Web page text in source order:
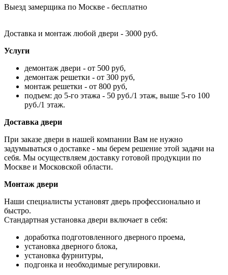
Выезд замерщика по Москве - бесплатно
Доставка и монтаж любой двери - 3000 руб.
Услуги
демонтаж двери - от 500 руб,
демонтаж решетки - от 300 руб,
монтаж решетки - от 800 руб,
подъем: до 5-го этажа - 50 руб./1 этаж, выше 5-го 100
руб./1 этаж.
Доставка двери
При заказе двери в нашей компании Вам не нужно
задумываться о доставке - мы берем решение этой задачи на
себя. Мы осуществляем доставку готовой продукции по
Москве и Московской области.
Монтаж двери
Наши специалисты установят дверь профессионально и
быстро.
Стандартная установка двери включает в себя:
доработка подготовленного дверного проема,
установка дверного блока,
установка фурнитуры,
подгонка и необходимые регулировки.